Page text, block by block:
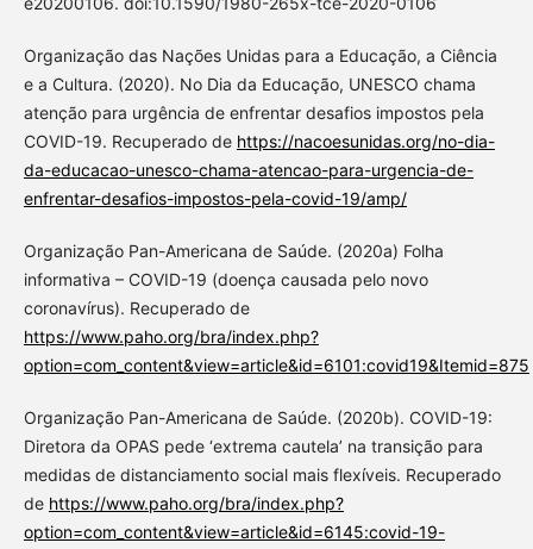
Organização das Nações Unidas para a Educação, a Ciência
e a Cultura. (2020). No Dia da Educação, UNESCO chama
atenção para urgência de enfrentar desafios impostos pela
COVID-19. Recuperado de https://nacoesunidas.org/no-dia-
da-educacao-unesco-chama-atencao-para-urgencia-de-
enfrentar-desafios-impostos-pela-covid-19/amp/
Organização Pan-Americana de Saúde. (2020a) Folha
informativa – COVID-19 (doença causada pelo novo
coronavírus). Recuperado de
https://www.paho.org/bra/index.php?
option=com_content&view=article&id=6101:covid19&Itemid=875
Organização Pan-Americana de Saúde. (2020b). COVID-19:
Diretora da OPAS pede ‘extrema cautela’ na transição para
medidas de distanciamento social mais flexíveis. Recuperado
de https://www.paho.org/bra/index.php?
option=com_content&view=article&id=6145:covid-19-